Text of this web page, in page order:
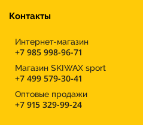
Контакты
Интернет-магазин
+7 985 998-96-71
Магазин SKIWAX sport
+7 499 579-30-41
Оптовые продажи
+7 915 329-99-24